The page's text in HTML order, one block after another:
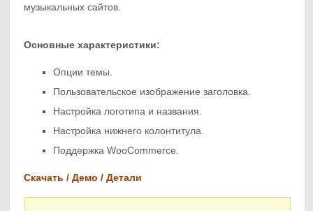
музыкальных сайтов.
Основные характеристики:
Опции темы.
Пользовательское изображение заголовка.
Настройка логотипа и названия.
Настройка нижнего колонтитула.
Поддержка WooCommerce.
Скачать / Демо / Детали